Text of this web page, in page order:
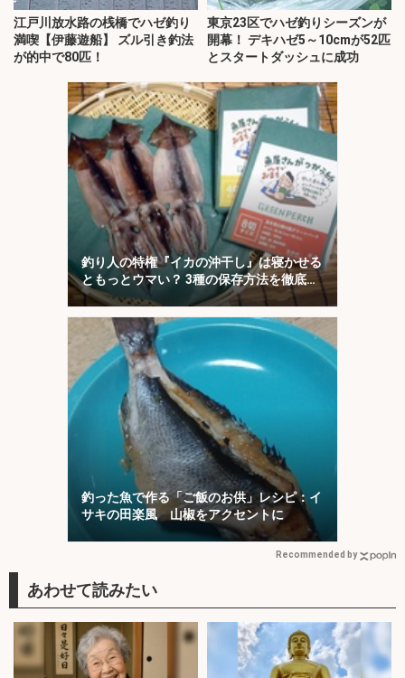
江戸川放水路の桟橋でハゼ釣り
満喫【伊藤遊船】 ズル引き釣法
が的中で80匹！
東京23区でハゼ釣りシーズンが
開幕！ デキハゼ5～10cmが52匹
とスタートダッシュに成功
釣り人の特権『イカの沖干し』は寝かせる
ともっとウマい？ 3種の保存方法を徹底検
証
釣った魚で作る「ご飯のお供」レシピ：イ
サキの田楽風 山椒をアクセントに
Recommended by